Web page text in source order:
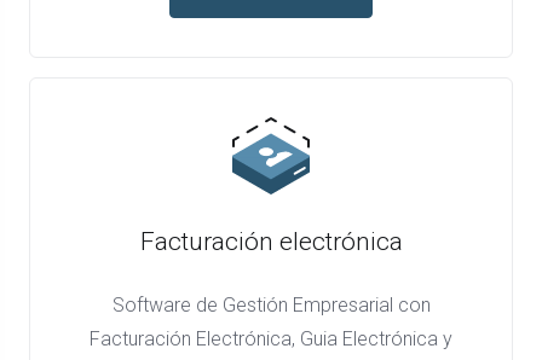
Facturación electrónica
Software de Gestión Empresarial con
Facturación Electrónica, Guia Electrónica y